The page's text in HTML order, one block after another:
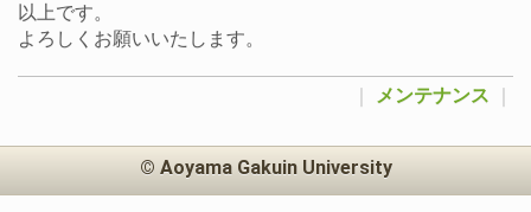
以上です。
よろしくお願いいたします。
メンテナンス
© Aoyama Gakuin University